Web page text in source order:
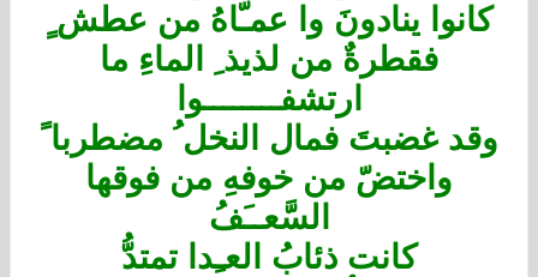
كانوا ينادونَ وا عمـّاهُ من عطش ٍ
فقطرةٌ من لذيذ ِ الماءِ ما
ارتشفــــــــوا
وقد غضبتَ فمال النخل ُ مضطربا ً
واختضّ من خوفهِ من فوقها
السَّعــَفُ
كانت ذئابُ العـِدا تمتدُّ